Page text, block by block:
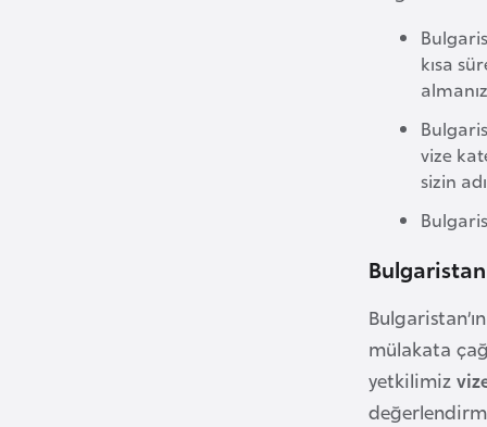
kısa
vize
sizin
Bulgaristan
Bulgaristan’ın
mülakata
yetkilimiz